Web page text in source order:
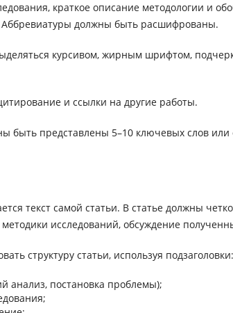
краткое описание методологии и
Аббревиатуры должны быть расшифрованы.
курсивом, жирным шрифтом,
и ссылки на другие работы.
быть представлены 5–10 ключевых слов или
текст самой статьи. В статье должны
исследований, обсуждение
структуру статьи, используя подзаголовки:
анализ, постановка проблемы);